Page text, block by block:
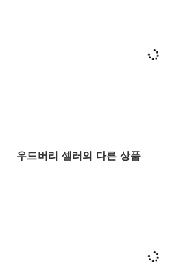
우드버리 셀러의 다른 상품